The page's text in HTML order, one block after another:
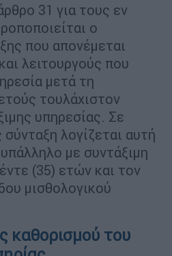
31 για τους εν
ο
που απονέμεται
λειτουργούς που
μετά τη
τουλάχιστον
υπηρεσίας. Σε
λογίζεται αυτή
με συντάξιμη
(35) ετών και τον
μισθολογικού
καθορισμού του